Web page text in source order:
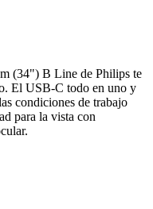
(34") B Line de Philips te
El USB-C todo en uno y
condiciones de trabajo
para la vista con